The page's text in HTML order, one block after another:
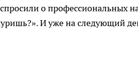
о профессиональных
И уже на следующий